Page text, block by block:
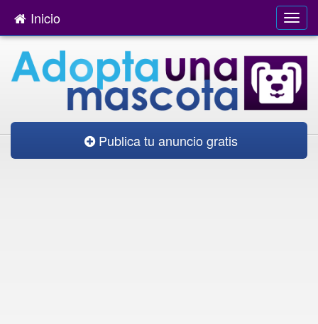
Inicio
Publica tu anuncio gratis